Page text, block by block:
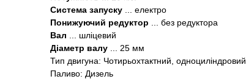
Система запуску ... електро
Понижуючий редуктор ... без редуктора
Вал ... шліцевий
Діаметр валу ... 25 мм
Тип двигуна: Чотирьохтактний, одноциліндровий
Паливо: Дизель